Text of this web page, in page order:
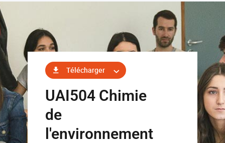
Télécharger
UAI504 Chimie
de
l'environnement